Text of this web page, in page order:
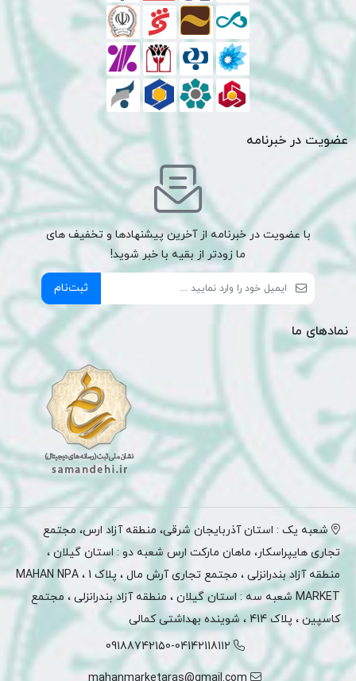
عضویت در خبرنامه
با عضویت در خبرنامه از آخرین پیشنهادها و تخفیف های
ما زودتر از بقیه با خبر شوید!
ثبت‌نام
نمادهای ما
شعبه یک : استان آذربایجان شرقی، منطقه آزاد ارس، مجتمع
تجاری هایپراسکار، ماهان مارکت ارس شعبه دو : استان گیلان ،
منطقه آزاد بندرانزلی ، مجتمع تجاری آرش مال ، پلاک 1 ، MAHAN NPA
MARKET شعبه سه : استان گیلان ، منطقه آزاد بندرانزلی ، مجتمع
کاسپین ، پلاک 414 ، شوینده بهداشتی کمالی
09188742150-04142118112